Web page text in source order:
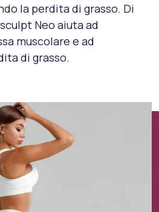
la perdita di grasso. Di
Neo aiuta ad
muscolare e ad
di grasso.